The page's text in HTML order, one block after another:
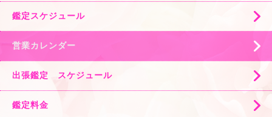
鑑定スケジュール
営業カレンダー
出張鑑定 スケジュール
鑑定料金